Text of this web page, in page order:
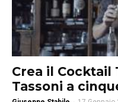
Crea il Cocktail
Tassoni a